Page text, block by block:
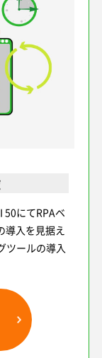
50にてRPAベ
導入を見据え
ツールの導入